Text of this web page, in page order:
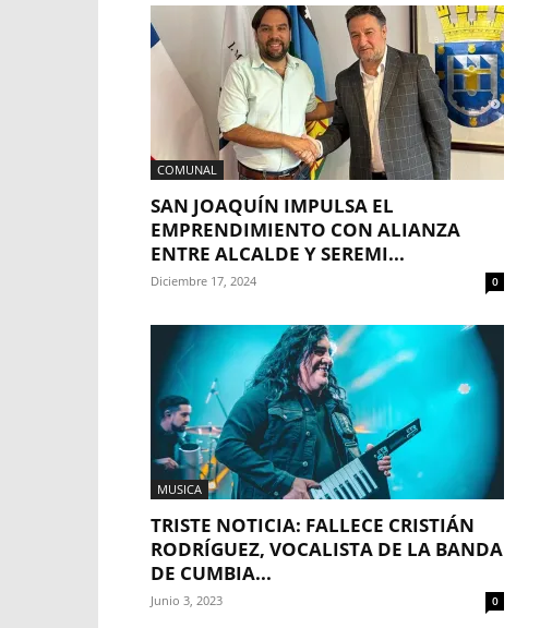
COMUNAL
SAN JOAQUÍN IMPULSA EL
EMPRENDIMIENTO CON ALIANZA
ENTRE ALCALDE Y SEREMI...
Diciembre 17, 2024 0
MUSICA
TRISTE NOTICIA: FALLECE CRISTIÁN
RODRÍGUEZ, VOCALISTA DE LA BANDA
DE CUMBIA...
Junio 3, 2023 0